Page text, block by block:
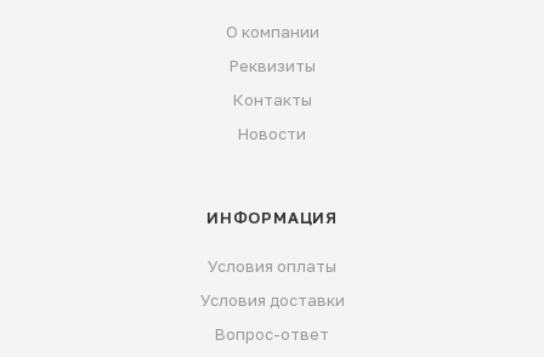
О компании
Реквизиты
Контакты
Новости
ИНФОРМАЦИЯ
Условия оплаты
Условия доставки
Вопрос-ответ